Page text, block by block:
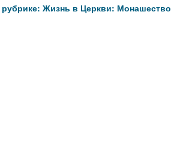
рубрике: Жизнь в Церкви: Монашество